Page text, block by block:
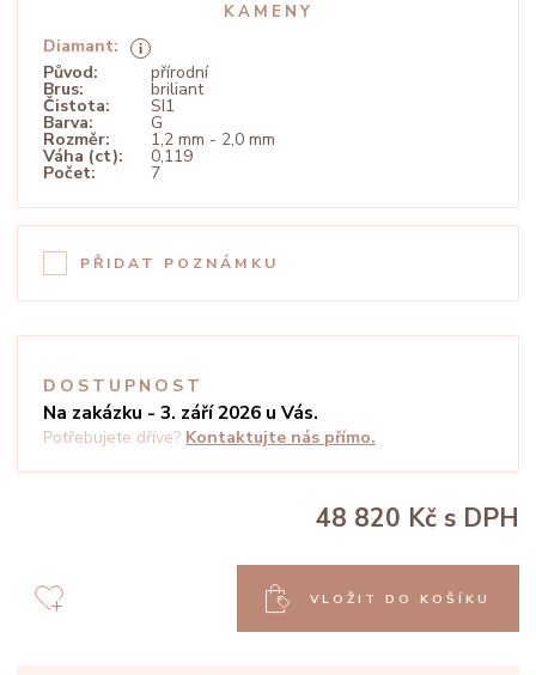
KAMENY
Diamant:
Původ:
přírodní
Brus: briliant
Čistota: SI1
Barva: G
Rozměr: 1,2 mm - 2,0 mm
Váha (ct): 0,119
Počet: 7
PŘIDAT POZNÁMKU
DOSTUPNOST
Na zakázku - 3. září 2026 u Vás.
Potřebujete dříve? Kontaktujte nás přímo.
48 820 Kč s DPH
VLOŽIT DO KOŠÍKU